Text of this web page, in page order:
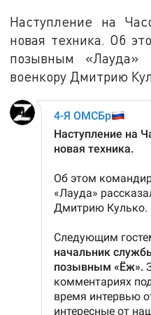
Наступление на
новая техника. Об
позывным «Лауда»
военкору Дмитрию